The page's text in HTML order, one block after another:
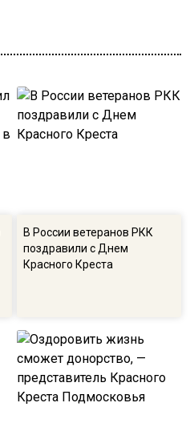
В России ветеранов РКК
поздравили с Днем
Красного Креста